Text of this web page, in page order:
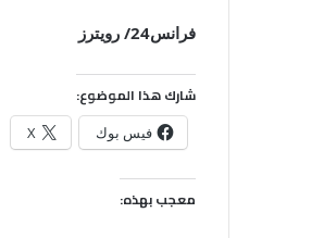
فرانس24/ رويترز
شارك هذا الموضوع:
فيس بوك X
معجب بهذه: